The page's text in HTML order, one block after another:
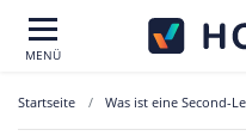
MENÜ
Startseite Was ist eine Second-